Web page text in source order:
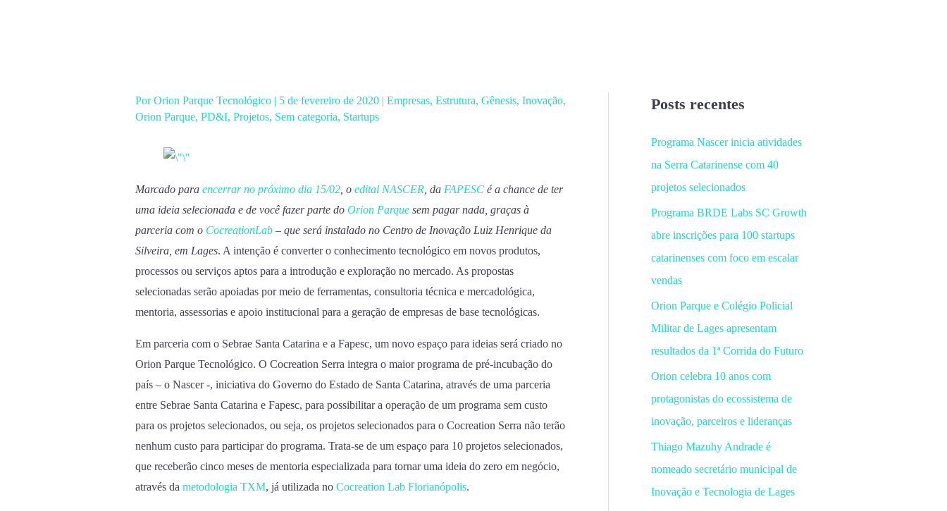
PorOrion Parque Tecnológico | 5 de fevereiro de 2020 | Empresas, Estrutura, Gênesis, Inovação,
Orion Parque, PD&I, Projetos, Sem categoria, Startups
Marcado para encerrar no próximo dia 15/02 , o edital NASCER , da FAPESC é a chance de ter
uma ideia selecionada e de você fazer parte do Orion Parque sem pagar nada, graças à
parceria com o CocreationLab – que será instalado no Centro de Inovação Luiz Henrique da
Silveira, em Lages. A intenção é converter o conhecimento tecnológico em novos produtos,
processos ou serviços aptos para a introdução e exploração no mercado. As propostas
selecionadas serão apoiadas por meio de ferramentas, consultoria técnica e mercadológica,
mentoria, assessorias e apoio institucional para a geração de empresas de base tecnológicas.
Em parceria com o Sebrae Santa Catarina e a Fapesc, um novo espaço para ideias será criado no
Orion Parque Tecnológico. O Cocreation Serra integra o maior programa de pré-incubação do
país – o Nascer -, iniciativa do Governo do Estado de Santa Catarina, através de uma parceria
entre Sebrae Santa Catarina e Fapesc, para possibilitar a operação de um programa sem custo
para os projetos selecionados, ou seja, os projetos selecionados para o Cocreation Serra não terão
nenhum custo para participar do programa. Trata-se de um espaço para 10 projetos selecionados,
que receberão cinco meses de mentoria especializada para tornar uma ideia do zero em negócio,
através da metodologia TXM, já utilizada no Cocreation Lab Florianópolis.
Posts recentes
Programa Nascer inicia atividades
na Serra Catarinense com 40
projetos selecionados
Programa BRDE Labs SC Growth
abre inscrições para 100 startups
catarinenses com foco em escalar
vendas
Orion Parque e Colégio Policial
Militar de Lages apresentam
resultados da 1ª Corrida do Futuro
Orion celebra 10 anos com
protagonistas do ecossistema de
inovação, parceiros e lideranças
Thiago Mazuhy Andrade é
nomeado secretário municipal de
Inovação e Tecnologia de Lages